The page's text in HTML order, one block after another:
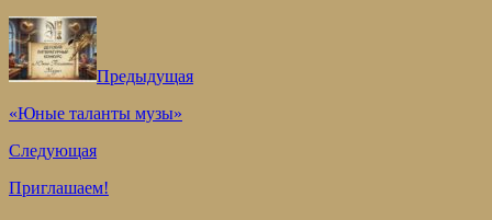
Предыдущая
«Юные таланты музы»
Следующая
Приглашаем!